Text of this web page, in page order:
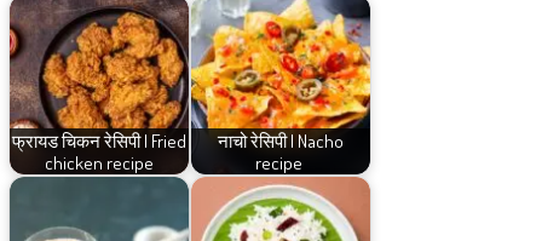
फ्रायड चिकन रेसिपी | Fried
chicken recipe
नाचो रेसिपी | Nacho
recipe